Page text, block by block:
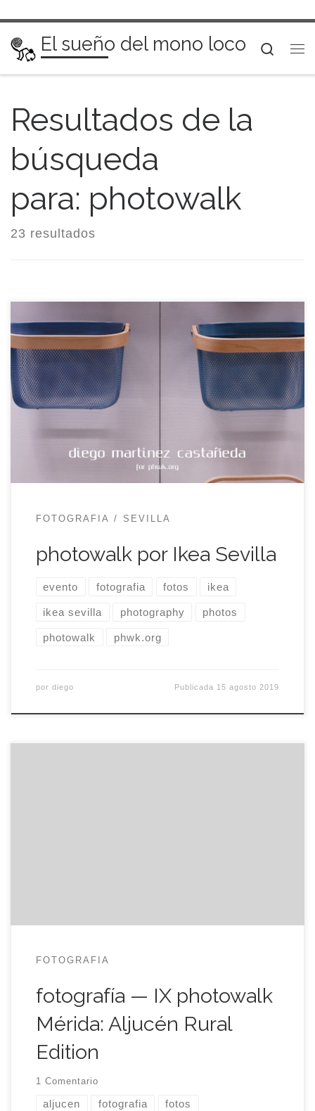
Saltar al contenido
El sueño del mono loco
Resultados de la
búsqueda
para: photowalk
23 resultados
Un día Ikea Sevilla te envía un mensaje porque han
visto el grupo de fotografía y les ha gustado
mucho y para, según sus propias palabras,
organizar algo juntos y a ti se te hace la boca
tiendas y liarse a […]
FOTOGRAFIA SEVILLA
photowalk por Ikea Sevilla
evento fotografia fotos ikea
ikea sevilla photography photos
photowalk phwk.org
por diego Publicada 15 agosto 2019
FOTOGRAFIA
fotografía — IX photowalk
Mérida: Aljucén Rural
Edition
1 Comentario
aljucen fotografia fotos